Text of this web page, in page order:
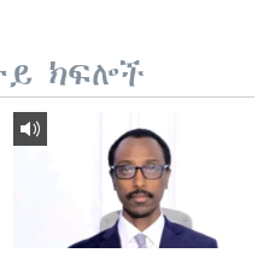
ክፍሎች